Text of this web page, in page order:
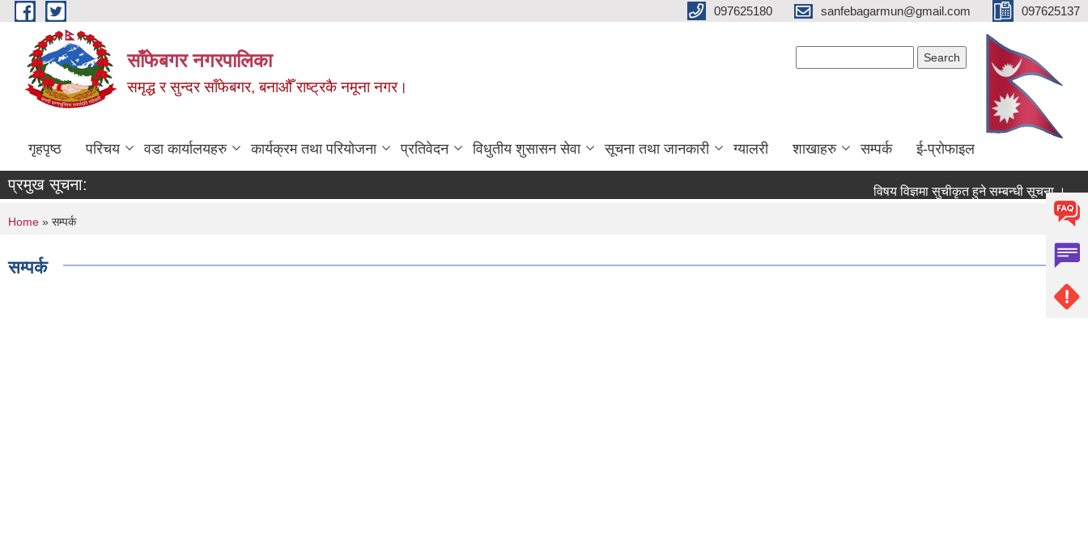
Skip to main content 097625180 sanfebagarmun@gmail.com 097625137
साँफेबगर नगरपालिका
समृद्ध र सुन्दर साँफेबगर, बनाऔँ राष्ट्रकै नमूना नगर।
गृहपृष्ठ परिचय वडा कार्यालयहरु कार्यक्रम तथा परियोजना प्रतिवेदन विधुतीय शुसासन सेवा सूचना तथा जानकारी ग्यालरी शाखाहरु सम्पर्क ई-प्रोफाइल
प्रमुख सूचना: विषय विज्ञमा सुचीकृत हुने सम्बन्धी सूचना ।
You are here
Home » सम्पर्क
सम्पर्क